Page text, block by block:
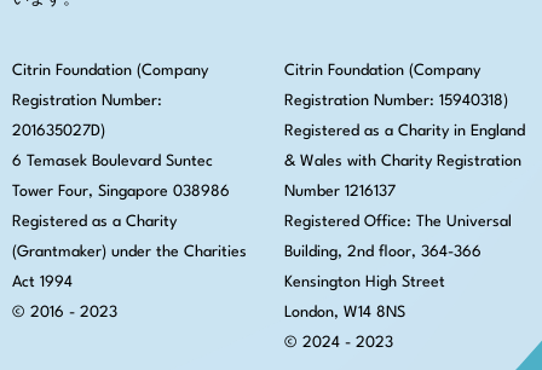
Citrin Foundation (Company
Registration Number:
201635027D)
6 Temasek Boulevard Suntec
Tower Four, Singapore 038986
Registered as a Charity
(Grantmaker) under the Charities
Act 1994
© 2016 - 2023
Citrin Foundation (Company
Registration Number: 15940318)
Registered as a Charity in England
& Wales with Charity Registration
Number 1216137
Registered Office: The Universal
Building, 2nd floor, 364-366
Kensington High Street
London, W14 8NS
© 2024 - 2023